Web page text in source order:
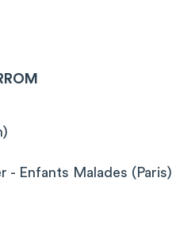
- Enfants Malades